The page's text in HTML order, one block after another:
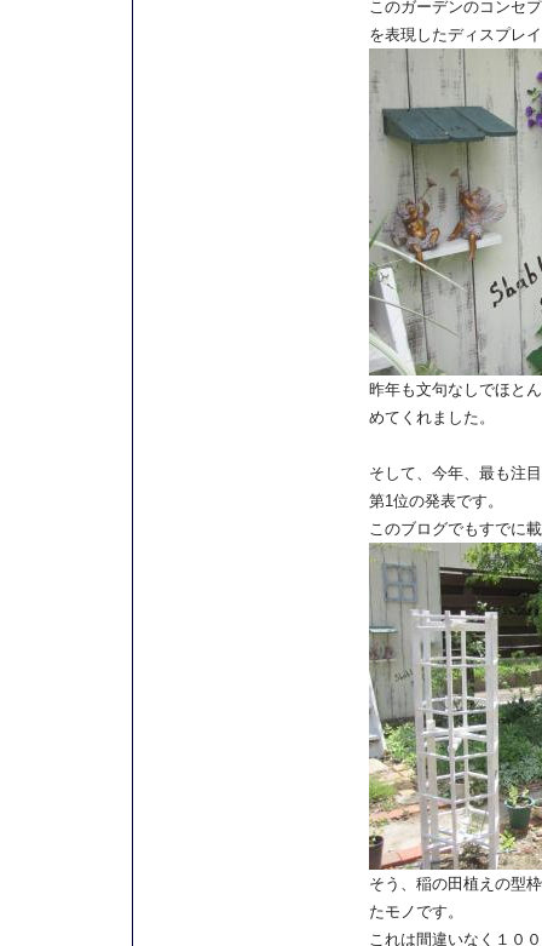
このガーデンのコンセ
を表現したディスプレ
昨年も文句なしでほと
めてくれました。
そして、今年、最も注
第1位の発表です。
このブログでもすでに
そう、稲の田植えの型
たモノです。
これは間違いなく１０